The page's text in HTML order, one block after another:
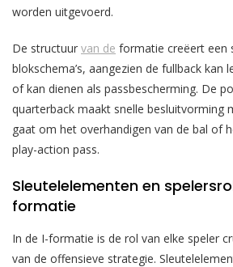
worden uitgevoerd.
De structuur van de formatie creëert een
blokschema’s, aangezien de fullback kan
of kan dienen als passbescherming. De
quarterback maakt snelle besluitvorming
gaat om het overhandigen van de bal of
play-action pass.
Sleutelelementen en
formatie
In de I-formatie is de rol van elke speler
van de offensieve strategie.